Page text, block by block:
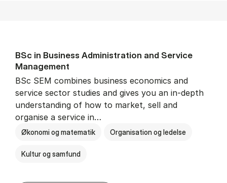
BSc in Busi­ness Ad­min­is­tra­tion and Ser­vice
Man­age­ment
BSc SEM combines business economics and
service sector studies and gives you an in-depth
understanding of how to market, sell and
organise a service in…
Økonomi og matematik Organisation og ledelse
Kultur og samfund